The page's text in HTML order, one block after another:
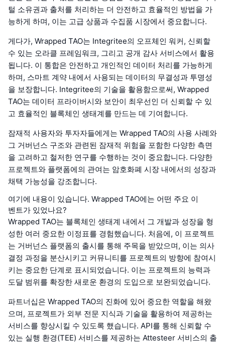
털 소유권과 출처를 처리하는 더 안전하고 효율적인 방법을 가
능하게 하며, 이는 고급 상품과 수집품 시장에서 중요합니다.
게다가, Wrapped TAO는 Integritee의 오프체인 워커, 신뢰할
수 있는 오라클 프레임워크, 그리고 공개 감사 서비스에서 활용
됩니다. 이 통합은 안전하고 개인적인 데이터 처리를 가능하게
하며, 스마트 계약 내에서 사용되는 데이터의 무결성과 투명성
을 보장합니다. Integritee의 기술을 활용함으로써, Wrapped
TAO는 데이터 프라이버시와 보안이 최우선인 더 신뢰할 수 있
고 효율적인 블록체인 생태계를 만드는 데 기여합니다.
잠재적 사용자와 투자자들에게는 Wrapped TAO의 사용 사례와
그 거버넌스 구조와 관련된 잠재적 위험을 포함한 다양한 측면
을 고려하고 철저한 연구를 수행하는 것이 중요합니다. 다양한
프로젝트와 플랫폼에의 관여는 암호화폐 시장 내에서의 성장과
채택 가능성을 강조합니다.
여기에 내용이 있습니다. Wrapped TAO에는 어떤 주요 이
벤트가 있었나요?
Wrapped TAO는 블록체인 생태계 내에서 그 개발과 성장을 형
성한 여러 중요한 이정표를 경험했습니다. 처음에, 이 프로젝트
는 거버넌스 플랫폼의 출시를 통해 주목을 받았으며, 이는 의사
결정 과정을 분산시키고 커뮤니티를 프로젝트의 방향에 참여시
키는 중요한 단계로 표시되었습니다. 이는 프로젝트의 능력과
도달 범위를 확장한 새로운 환경의 도입으로 보완되었습니다.
파트너십은 Wrapped TAO의 진화에 있어 중요한 역할을 해왔
으며, 프로젝트가 외부 전문 지식과 기술을 활용하여 제공하는
서비스를 향상시킬 수 있도록 했습니다. API를 통해 신뢰할 수
있는 실행 환경(TEE) 서비스를 제공하는 Attesteer 서비스의 출